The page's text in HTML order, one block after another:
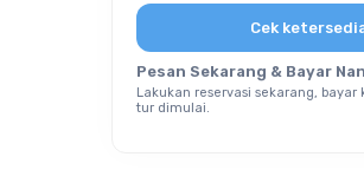
Cek
Pesan Sekarang & Bayar
Lakukan reservasi sekarang, bayar
tur dimulai.